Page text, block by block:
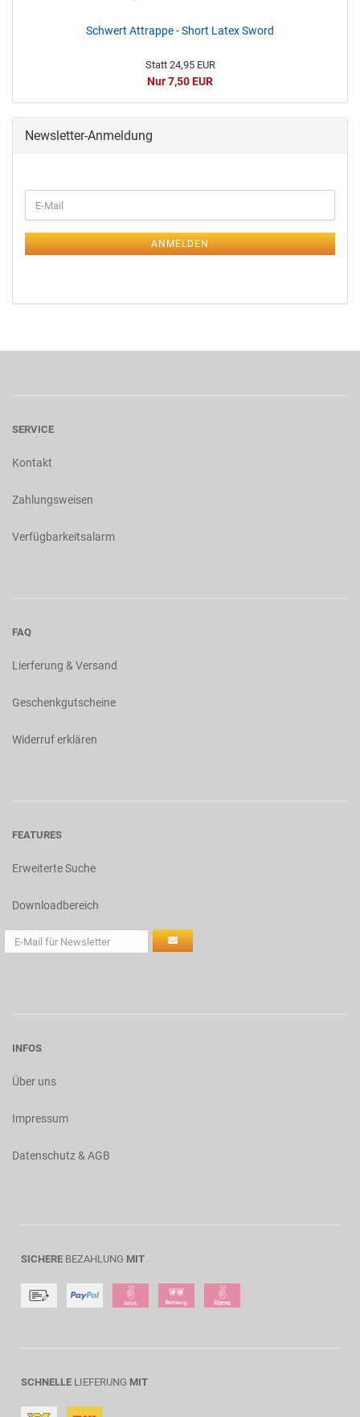
Schwert Attrappe - Short Latex Sword
Statt 24,95 EUR
Nur 7,50 EUR
Newsletter-Anmeldung
ANMELDEN
SERVICE
Kontakt
Zahlungsweisen
Verfügbarkeitsalarm
FAQ
Lierferung & Versand
Geschenkgutscheine
Widerruf erklären
FEATURES
Erweiterte Suche
Downloadbereich
INFOS
Über uns
Impressum
Datenschutz & AGB
SICHERE BEZAHLUNG MIT
SCHNELLE LIEFERUNG MIT